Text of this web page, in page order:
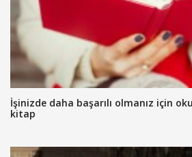
İşinizde daha başarılı olmanız için
kitap